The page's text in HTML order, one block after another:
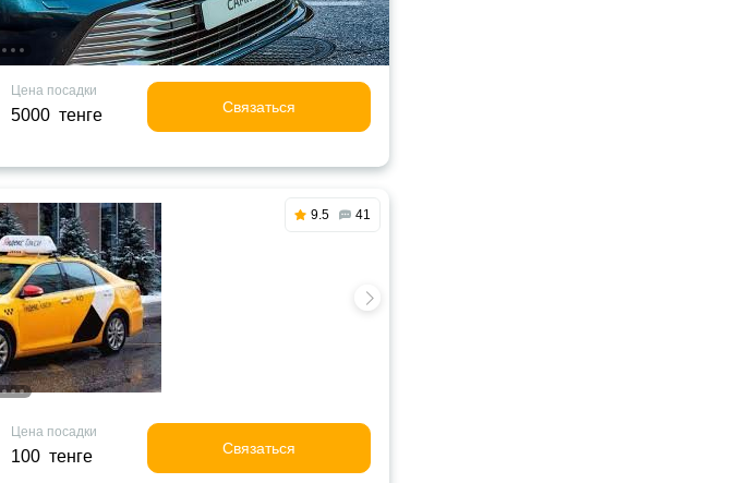
Цена посадки
5000 тенге Связаться
9.5 41
Цена посадки
100 тенге Связаться